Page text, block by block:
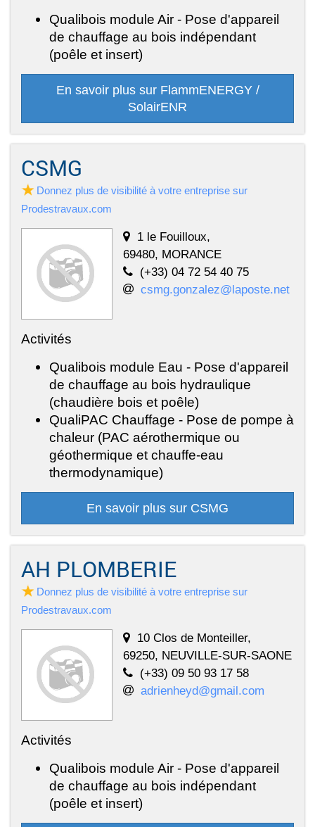
Qualibois module Air - Pose d'appareil
de chauffage au bois indépendant
(poêle et insert)
En savoir plus sur FlammENERGY /
SolairENR
CSMG
Donnez plus de visibilité à votre entreprise sur
Prodestravaux.com
1 le Fouilloux,
69480, MORANCE
(+33) 04 72 54 40 75
csmg.gonzalez@laposte.net
Activités
Qualibois module Eau - Pose d'appareil
de chauffage au bois hydraulique
(chaudière bois et poêle)
QualiPAC Chauffage - Pose de pompe à
chaleur (PAC aérothermique ou
géothermique et chauffe-eau
thermodynamique)
En savoir plus sur CSMG
AH PLOMBERIE
Donnez plus de visibilité à votre entreprise sur
Prodestravaux.com
10 Clos de Monteiller,
69250, NEUVILLE-SUR-SAONE
(+33) 09 50 93 17 58
adrienheyd@gmail.com
Activités
Qualibois module Air - Pose d'appareil
de chauffage au bois indépendant
(poêle et insert)